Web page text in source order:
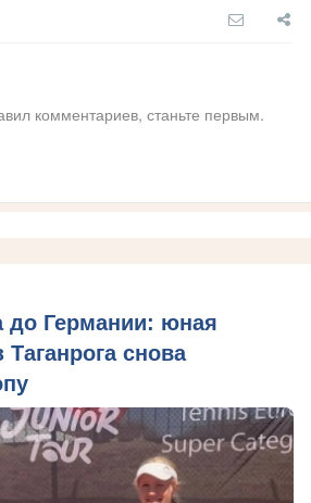
комментариев, станьте первым.
до Германии: юная
Таганрога снова